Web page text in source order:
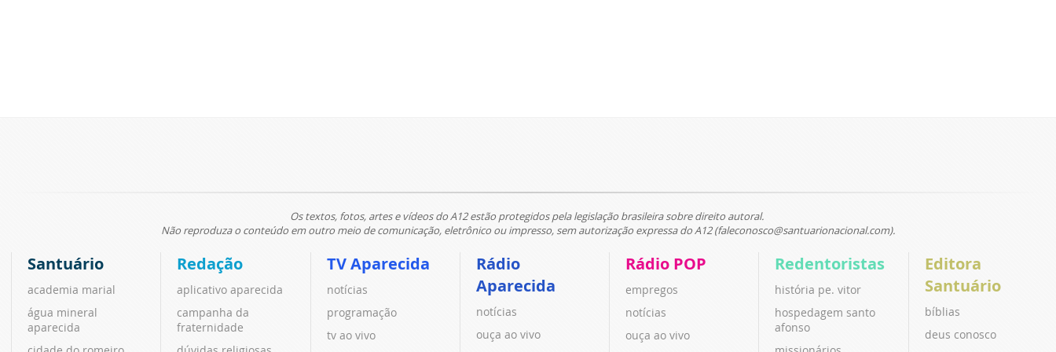
Os textos, fotos, artes e vídeos do A12 estão protegidos pela legislação brasileira sobre direito autoral.
Não reproduza o conteúdo em outro meio de comunicação, eletrônico ou impresso, sem autorização expressa do A12 (faleconosco@santuarionacional.com).
Santuário
academia marial
água mineral
aparecida
Redação
aplicativo aparecida
campanha da
fraternidade
TV Aparecida
notícias
programação
tv ao vivo
Rádio
Aparecida
notícias
ouça ao vivo
Rádio POP
empregos
notícias
ouça ao vivo
Redentoristas
história pe. vitor
hospedagem santo
afonso
Editora
Santuário
bíblias
deus conosco